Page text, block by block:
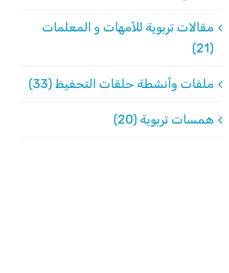
مقالات تربوية للأمهات و المعلمات
(21)
ملفات وأنشطة حلقات التحفيظ (33)
همسات تربوية (20)